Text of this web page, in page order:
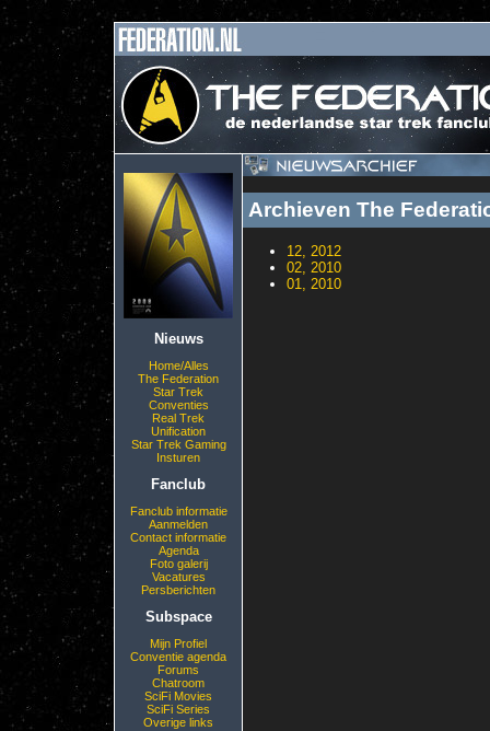
Nieuws
Home/Alles
The Federation
Star Trek
Conventies
Real Trek
Unification
Star Trek Gaming
Insturen
Fanclub
Fanclub informatie
Aanmelden
Contact informatie
Agenda
Foto galerij
Vacatures
Persberichten
Subspace
Mijn Profiel
Conventie agenda
Forums
Chatroom
SciFi Movies
SciFi Series
Overige links
Archieven The
12, 2012
02, 2010
01, 2010